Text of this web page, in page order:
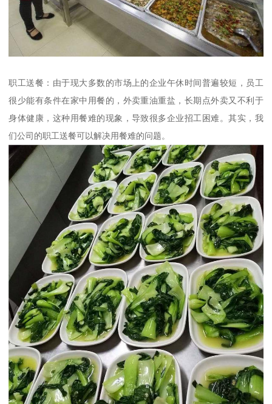
职工送餐：由于现大多数的市场上的企业午休时间普遍较短，员工
很少能有条件在家中用餐的，外卖重油重盐，长期点外卖又不利于
身体健康，这种用餐难的现象，导致很多企业招工困难。其实，我
们公司的职工送餐可以解决用餐难的问题。